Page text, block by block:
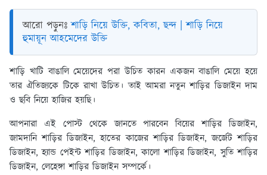
আরো পড়ুনঃশাড়ি নিয়ে উক্তি, কবিতা, ছন্দ | শাড়ি নিয়ে
হুমায়ূন আহমেদের উক্তি
শাড়ি খাটি বাঙালি মেয়েদের পরা উচিত কারন একজন বাঙালি মেয়ে হয়ে
তার ঐতিজ্যকে টিকে রাখা উচিত। তাই আমরা নতুন শাড়ির ডিজাইন দাম
ও ছবি নিয়ে হাজির হয়ছি।
আপনারা এই পোস্ট থেকে জানতে পারবেন বিয়ের শাড়ির ডিজাইন,
জামদানি শাড়ির ডিজাইন, হাতের কাজের শাড়ির ডিজাইন, জর্জেট শাড়ির
ডিজাইন, হ্যান্ড পেইন্ট শাড়ির ডিজাইন, কালো শাড়ির ডিজাইন, সুতি শাড়ির
ডিজাইন, লেহেঙ্গা শাড়ির ডিজাইন সম্পর্কে।